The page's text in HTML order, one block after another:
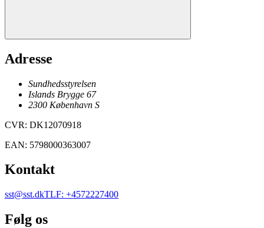
Adresse
Sundhedsstyrelsen
Islands Brygge 67
2300 København S
CVR: DK12070918
EAN: 5798000363007
Kontakt
sst@sst.dkTLF: +4572227400
Følg os